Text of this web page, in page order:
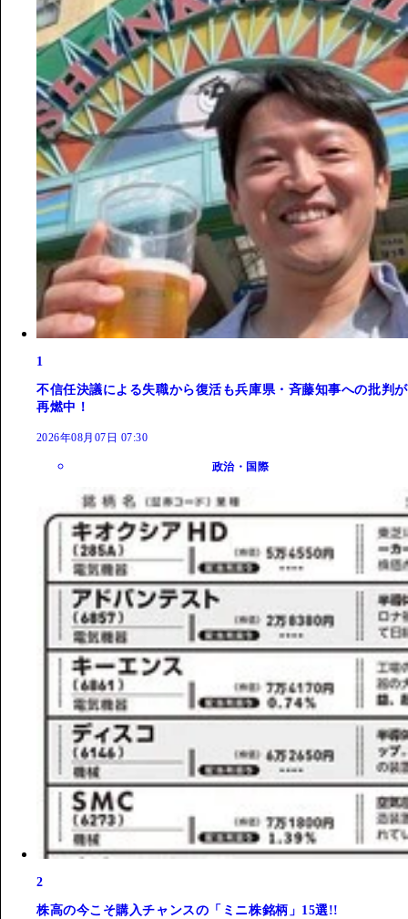
1
不信任決議による失職から復活も兵庫県・斉藤知事への批判が
再燃中！
2026年08月07日 07:30
政治・国際
2
株高の今こそ購入チャンスの「ミニ株銘柄」15選!!